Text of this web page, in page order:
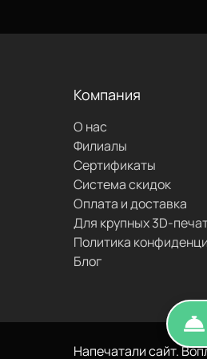
Компания
О нас
Филиалы
Сертификаты
Система скидок
Оплата и доставка
Для крупных 3D-
Политика
Блог
Напечатали сайт.